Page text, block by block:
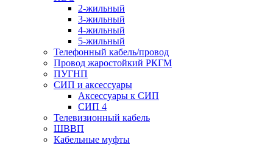
2-жильный
3-жильный
4-жильный
5-жильный
Телефонный кабель/провод
Провод жаростойкий РКГМ
ПУГНП
СИП и аксессуары
Аксессуары к СИП
СИП 4
Телевизионный кабель
ШВВП
Кабельные муфты